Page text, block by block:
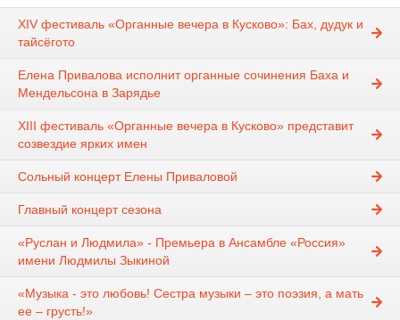
XIV фестиваль «Органные вечера в Кусково»: Бах, дудук и
тайсёгото
Елена Привалова исполнит органные сочинения Баха и
Мендельсона в Зарядье
XIII фестиваль «Органные вечера в Кусково» представит
созвездие ярких имен
Сольный концерт Елены Приваловой
Главный концерт сезона
«Руслан и Людмила» - Премьера в Ансамбле «Россия»
имени Людмилы Зыкиной
«Музыка - это любовь! Сестра музыки – это поэзия, а мать
ее – грусть!»